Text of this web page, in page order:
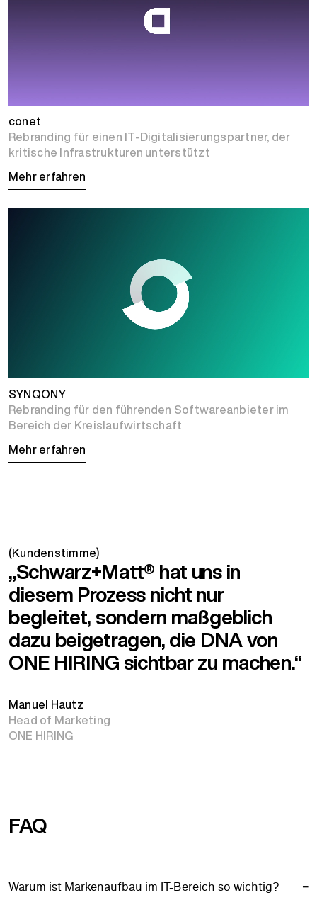
conet
Rebranding für einen IT-Digitalisierungspartner, der
kritische Infrastrukturen unterstützt
Mehr erfahren
SYNQONY
Rebranding für den führenden Softwareanbieter im
Bereich der Kreislaufwirtschaft
Mehr erfahren
(Kundenstimme)
„Schwarz+Matt® hat uns in
diesem Prozess nicht nur
begleitet, sondern maßgeblich
dazu beigetragen, die DNA von
ONE HIRING sichtbar zu machen.“
Manuel Hautz
Head of Marketing
ONE HIRING
FAQ
Warum ist Markenaufbau im IT-Bereich so wichtig?